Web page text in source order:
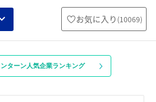
お気に入り (10069)
ターン人気企業ランキング